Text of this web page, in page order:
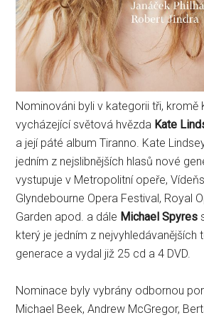
Nominováni byli v kategorii tři, kromě
vycházející světová hvězda Kate
a její páté album Tiranno. Kate
jedním z nejslibnějších hlasů nové
vystupuje v Metropolitní opeře,
Glyndebourne Opera Festival, Royal
Garden apod. a dále Michael Spyres
který je jedním z nejvyhledávanějších
generace a vydal již 25 cd a 4 DVD.
Nominace byly vybrány odbornou
Michael Beek, Andrew McGregor,